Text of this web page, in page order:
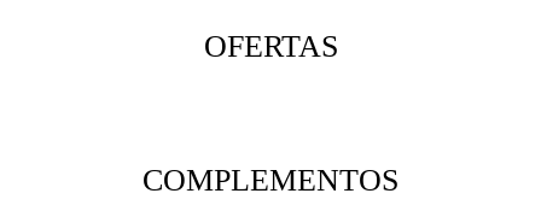
OFERTAS
COMPLEMENTOS